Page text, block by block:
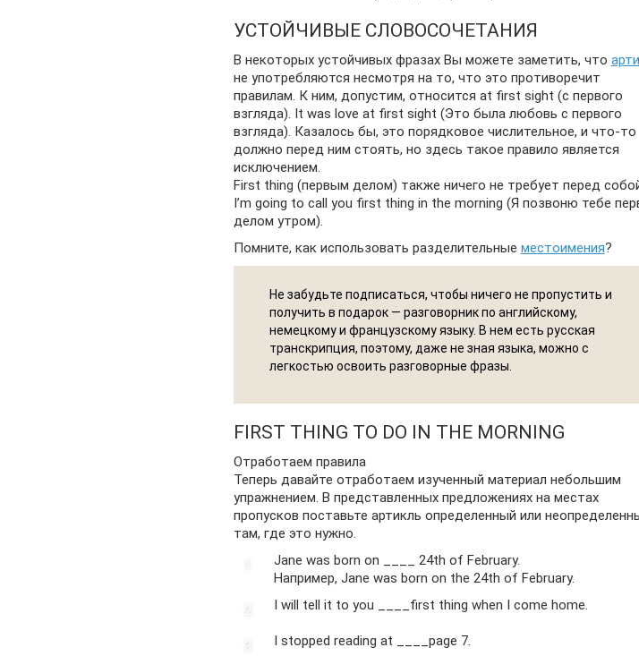
УСТОЙЧИВЫЕ СЛОВОСОЧЕТАНИЯ
В некоторых устойчивых фразах Вы можете заметить, что
не употребляются несмотря на то, что это противоречит
правилам. К ним, допустим, относится at first sight (с первого
взгляда). It was love at first sight (Это была любовь с первого
взгляда). Казалось бы, это порядковое числительное, и что-то
должно перед ним стоять, но здесь такое правило является
исключением.
First thing (первым делом) также ничего не требует перед
I’m going to call you first thing in the morning (Я позвоню тебе
делом утром).
Помните, как использовать разделительные местоимения?
Не забудьте подписаться, чтобы ничего не пропустить и
получить в подарок — разговорник по английскому,
немецкому и французскому языку. В нем есть русская
транскрипция, поэтому, даже не зная языка, можно с
легкостью освоить разговорные фразы.
FIRST THING TO DO IN THE MORNING
Отработаем правила
Теперь давайте отработаем изученный материал небольшим
упражнением. В представленных предложениях на местах
пропусков поставьте артикль определенный или
там, где это нужно.
Jane was born on ____ 24th of February.
Например, Jane was born on the 24th of February.
I will tell it to you ____first thing when I come home.
I stopped reading at ____page 7.